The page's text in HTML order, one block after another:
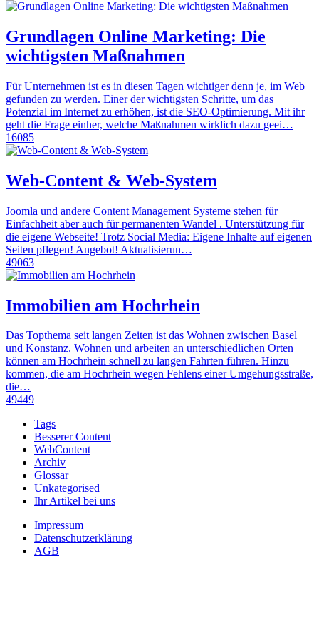
Grundlagen Online Marketing: Die
wichtigsten Maßnahmen
Für Unternehmen ist es in diesen Tagen wichtiger denn je, im Web
gefunden zu werden. Einer der wichtigsten Schritte, um das
Potenzial im Internet zu erhöhen, ist die SEO-Optimierung. Mit ihr
geht die Frage einher, welche Maßnahmen wirklich dazu geei…
16085
Web-Content & Web-System
Joomla und andere Content Management Systeme stehen für
Einfachheit aber auch für permanenten Wandel . Unterstützung für
die eigene Webseite! Trotz Social Media: Eigene Inhalte auf eigenen
Seiten pflegen! Angebot! Aktualisierun…
49063
Immobilien am Hochrhein
Das Topthema seit langen Zeiten ist das Wohnen zwischen Basel
und Konstanz. Wohnen und arbeiten an unterschiedlichen Orten
können am Hochrhein schnell zu langen Fahrten führen. Hinzu
kommen, die am Hochrhein wegen Fehlens einer Umgehungsstraße,
die…
49449
Tags
Besserer Content
WebContent
Archiv
Glossar
Unkategorised
Ihr Artikel bei uns
Impressum
Datenschutzerklärung
AGB